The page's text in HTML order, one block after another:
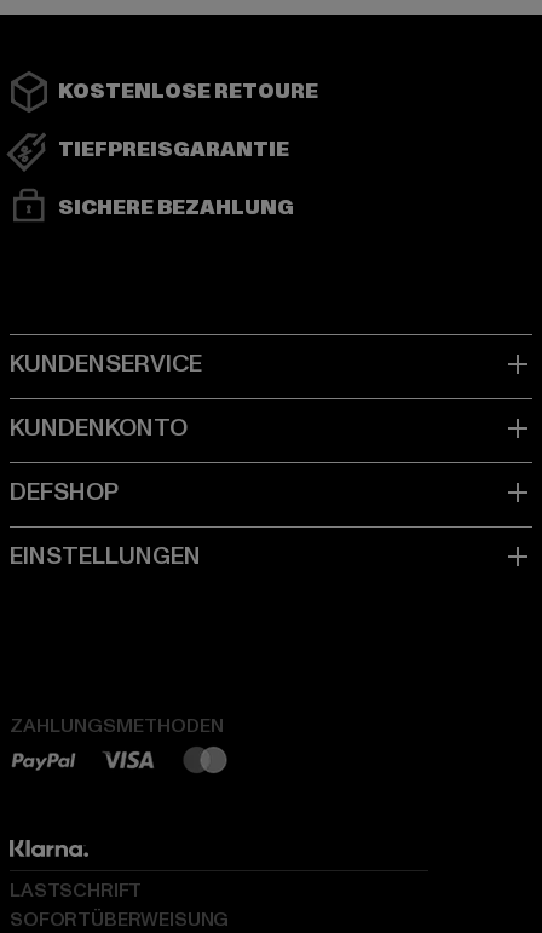
KOSTENLOSE RETOURE
TIEFPREISGARANTIE
SICHERE BEZAHLUNG
ZAHLUNGSMETHODEN
LASTSCHRIFT
SOFORTÜBERWEISUNG